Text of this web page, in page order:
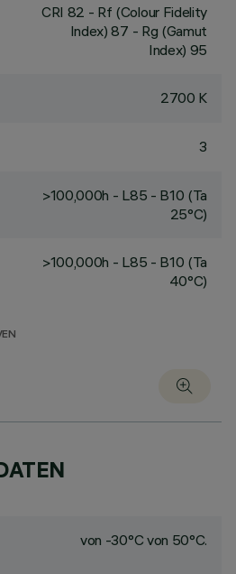
CRI 82 - Rf (Colour Fidelity
Index) 87 - Rg (Gamut
Index) 95
2700 K
3
>100,000h - L85 - B10 (Ta
25°C)
>100,000h - L85 - B10 (Ta
40°C)
von -30°C von 50°C.